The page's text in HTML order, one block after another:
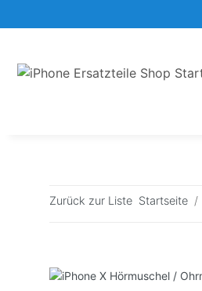
Zurück zur Liste Startseite